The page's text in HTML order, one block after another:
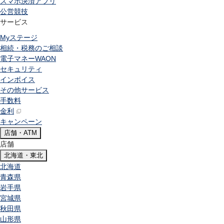
公営競技
サービス
Myステージ
相続・税務のご相談
電子マネーWAON
セキュリティ
インボイス
その他サービス
手数料
金利
キャンペーン
店舗・ATM
店舗
北海道・東北
北海道
青森県
岩手県
宮城県
秋田県
山形県